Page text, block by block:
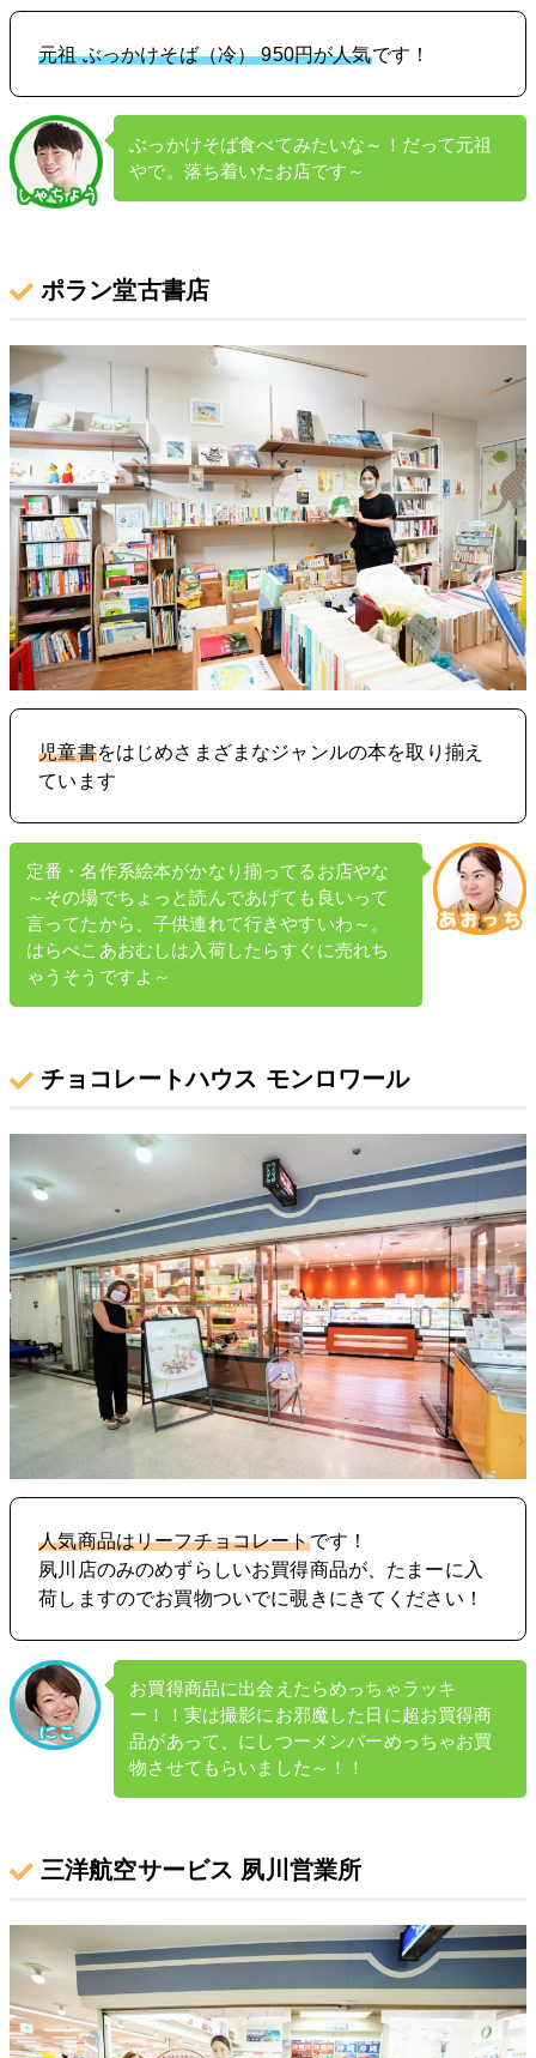
元祖 ぶっかけそば（冷） 950円が人気です！
ぶっかけそば食べてみたいな～！だって元祖
やで。落ち着いたお店です～
ポラン堂古書店
児童書をはじめさまざまなジャンルの本を取り揃え
ています
定番・名作系絵本がかなり揃ってるお店やな
～その場でちょっと読んであげても良いって
言ってたから、子供連れて行きやすいわ～。
はらぺこあおむしは入荷したらすぐに売れち
ゃうそうですよ～
チョコレートハウス モンロワール
人気商品はリーフチョコレートです！
夙川店のみのめずらしいお買得商品が、たまーに入
荷しますのでお買物ついでに覗きにきてください！
お買得商品に出会えたらめっちゃラッキ
ー！！実は撮影にお邪魔した日に超お買得商
品があって、にしつーメンバーめっちゃお買
物させてもらいました～！！
三洋航空サービス 夙川営業所